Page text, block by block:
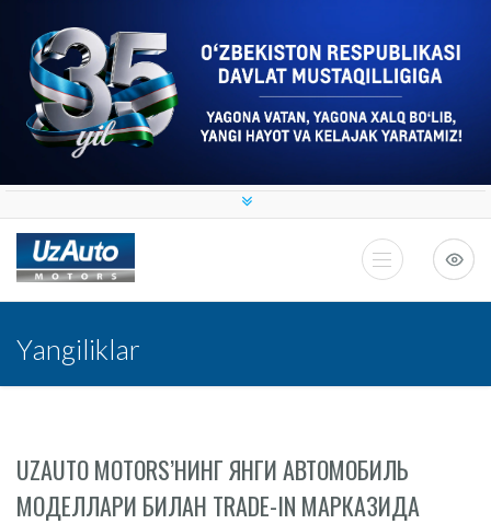
Yangiliklar
UZAUTO MOTORS’НИНГ ЯНГИ АВТОМОБИЛЬ
МОДЕЛЛАРИ БИЛАН TRADE-IN МАРКАЗИДА